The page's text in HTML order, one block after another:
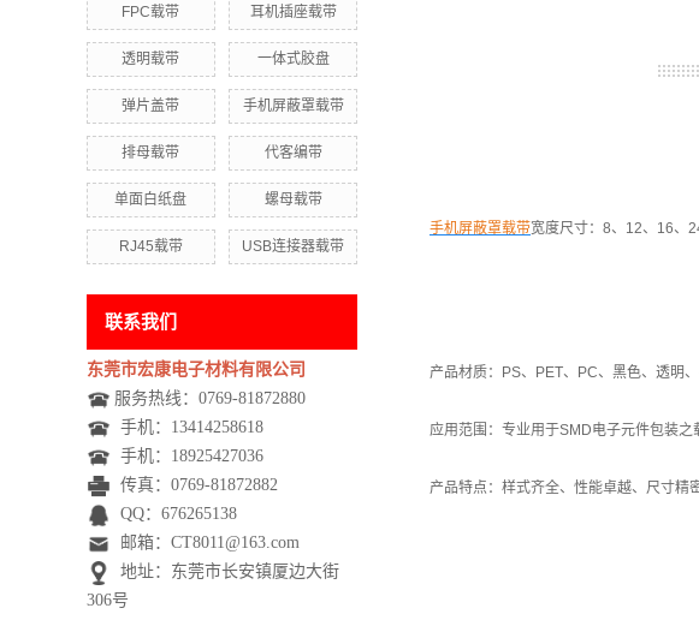
FPC载带 耳机插座载带
透明载带 一体式胶盘
弹片盖带 手机屏蔽罩载带
排母载带 代客编带
单面白纸盘 螺母载带
RJ45载带 USB连接器载带
联系我们
东莞市宏康电子材料有限公司
服务热线：0769-81872880
手机： 13414258618
手机： 18925427036
传真：0769-81872882
QQ：676265138
邮箱：CT8011@163.com
地址：东莞市长安镇厦边大街
306号
手机屏蔽罩载带宽度尺寸：8、12、16
产品材质：PS、PET、PC、黑色、透明
应用范围：专业用于SMD电子元件包装之
产品特点：样式齐全、性能卓越、尺寸精